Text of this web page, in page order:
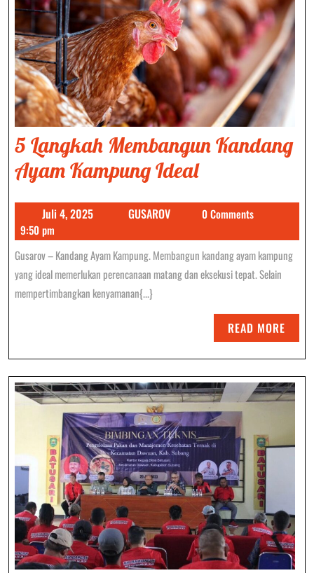
5 Langkah Membangun Kandang
Ayam Kampung Ideal5
Membangun
Kandang
Ayam
Ideal
Juli 4, 2025Juli
GUSAROVGUSAROV0 Comments
9:50 pm
Gusarov – Kandang Ayam Kampung. Membangun kandang ayam kampung
yang ideal memerlukan perencanaan matang dan eksekusi tepat. Selain
mempertimbangkan kenyamanan{...}
READ MORE
MORE